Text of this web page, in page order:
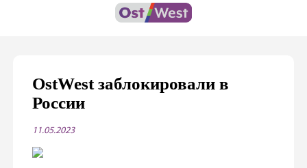
OstWest заблокировали в
России
11.05.2023